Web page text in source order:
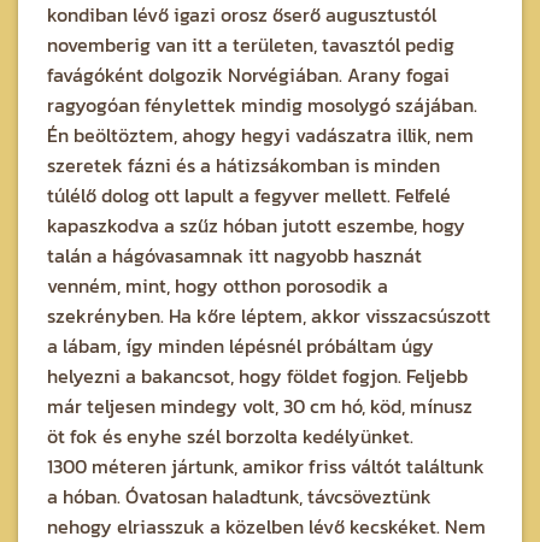
kondiban lévő igazi orosz őserő augusztustól
novemberig van itt a területen, tavasztól pedig
favágóként dolgozik Norvégiában. Arany fogai
ragyogóan fénylettek mindig mosolygó szájában.
Én beöltöztem, ahogy hegyi vadászatra illik, nem
szeretek fázni és a hátizsákomban is minden
túlélő dolog ott lapult a fegyver mellett. Felfelé
kapaszkodva a szűz hóban jutott eszembe, hogy
talán a hágóvasamnak itt nagyobb hasznát
venném, mint, hogy otthon porosodik a
szekrényben. Ha kőre léptem, akkor visszacsúszott
a lábam, így minden lépésnél próbáltam úgy
helyezni a bakancsot, hogy földet fogjon. Feljebb
már teljesen mindegy volt, 30 cm hó, köd, mínusz
öt fok és enyhe szél borzolta kedélyünket.
1300 méteren jártunk, amikor friss váltót találtunk
a hóban. Óvatosan haladtunk, távcsöveztünk
nehogy elriasszuk a közelben lévő kecskéket. Nem